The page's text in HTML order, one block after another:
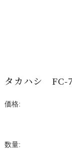
タカハシ FC-
価格:
数量: